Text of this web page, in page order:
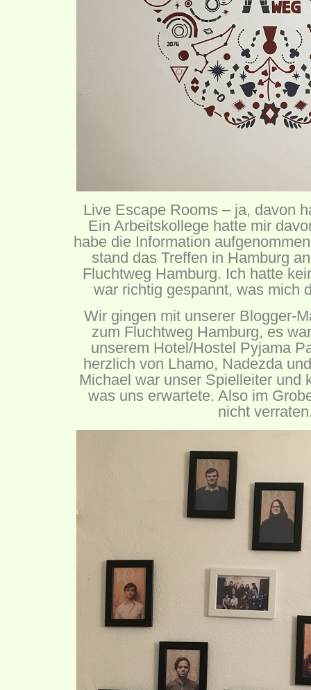
Live Escape Rooms – ja, davon
Ein Arbeitskollege hatte mir
habe die Information
stand das Treffen in Hamburg
Fluchtweg Hamburg. Ich hatte
war richtig gespannt, was mich
Wir gingen mit unserer Blogger-
zum Fluchtweg Hamburg, es
unserem Hotel/Hostel Pyjama
herzlich von Lhamo, Nadezda
Michael war unser Spielleiter und
was uns erwartete. Also im
nicht